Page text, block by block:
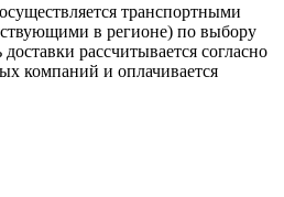
транспортными
в регионе) по выбору
доставки рассчитывается согласно
компаний и оплачивается